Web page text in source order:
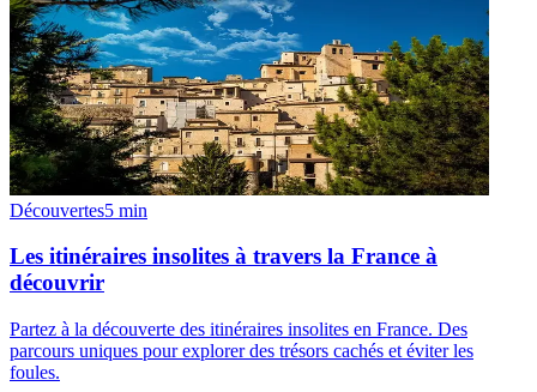
Découvertes5 min
Les itinéraires insolites à travers la France à
découvrir
Partez à la découverte des itinéraires insolites en France. Des
parcours uniques pour explorer des trésors cachés et éviter les
foules.